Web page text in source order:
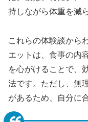
持しながら体重を減
これらの体験談から
エットは、食事の内
を心がけることで、
法です。ただし、無
があるため、自分に